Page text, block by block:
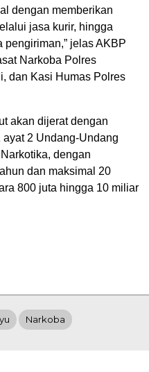
dengan memberikan
jasa kurir, hingga
jelas AKBP
Narkoba Polres
dan Kasi Humas Polres
akan dijerat dengan
ayat 2 Undang-Undang
dengan
dan maksimal 20
800 juta hingga 10 miliar
Narkoba